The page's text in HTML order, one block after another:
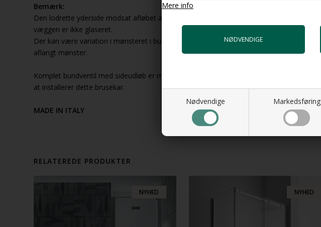
Mere info
Nødvendige Markedsføring
Bemærk:
Den lodrette yderside modsat afløbet altså den side der på billedet støder op mod
væggen er ikke glaseret.
Der kan være variation i mønsteret i bunden af brusekaret Det kan være et rundt eller
aflangt mønster.
Komplet bundventil med sideudløb er med i prisen. Så du skal ikke tilkøbe andre ting for
at installerer dette brusekar.
MADE IN ITALY
RELATEREDE PRODUKTER
NYHED NYHED